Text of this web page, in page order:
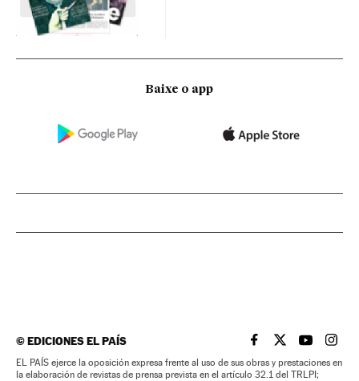
Baixe o app
©EDICIONES EL PAÍS EL PAÍS BRASIL EN
EL PAÍSEL PAÍS
EL
EL PAÍS ejerce la oposición expresa frente al uso de sus obras y prestaciones en
la elaboración de revistas de prensa prevista en el artículo 32.1 del TRLPI;